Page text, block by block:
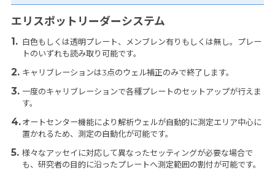
エリスポットリーダーシステム
白色もしくは透明プレート、メンブレン有りもしくは無し。プレー
トのいずれも読み取り可能です。
キャリブレーションは3点のウェル補正のみで終了します。
一度のキャリブレーションで各種プレートのセットアップが行えま
す。
オートセンター機能により解析ウェルが自動的に測定エリア中心に
置かれるため、測定の自動化が可能です。
様々なアッセイに対応して異なったセッティングが必要な場合で
も、研究者の目的に沿ったプレートへ測定範囲の割付が可能です。